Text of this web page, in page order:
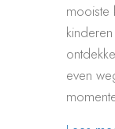
mooiste
even